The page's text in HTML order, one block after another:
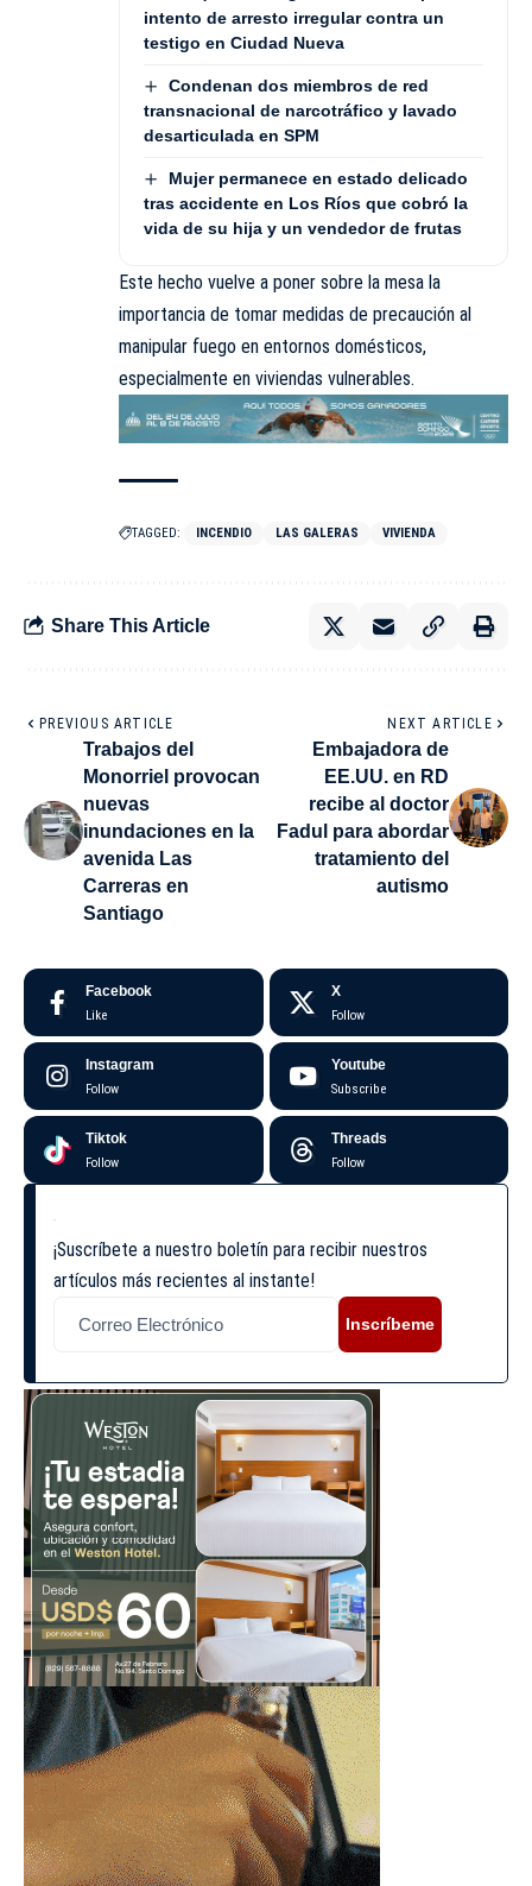
intento de arresto irregular contra un
testigo en Ciudad Nueva
Condenan dos miembros de red
transnacional de narcotráfico y lavado
desarticulada en SPM
Mujer permanece en estado delicado
tras accidente en Los Ríos que cobró la
vida de su hija y un vendedor de frutas
Este hecho vuelve a poner sobre la mesa la
importancia de tomar medidas de precaución al
manipular fuego en entornos domésticos,
especialmente en viviendas vulnerables.
TAGGED: INCENDIO LAS GALERAS VIVIENDA
Share This Article
PREVIOUS ARTICLE
Trabajos del
Monorriel provocan
nuevas
inundaciones en la
avenida Las
Carreras en
Santiago
NEXT ARTICLE
Embajadora de
EE.UU. en RD
recibe al doctor
Fadul para abordar
tratamiento del
autismo
Facebook
Like
X
Follow
Instagram
Follow
Youtube
Subscribe
Tiktok
Follow
Threads
Follow
¡Suscríbete a nuestro boletín para recibir nuestros
artículos más recientes al instante!
Inscríbeme